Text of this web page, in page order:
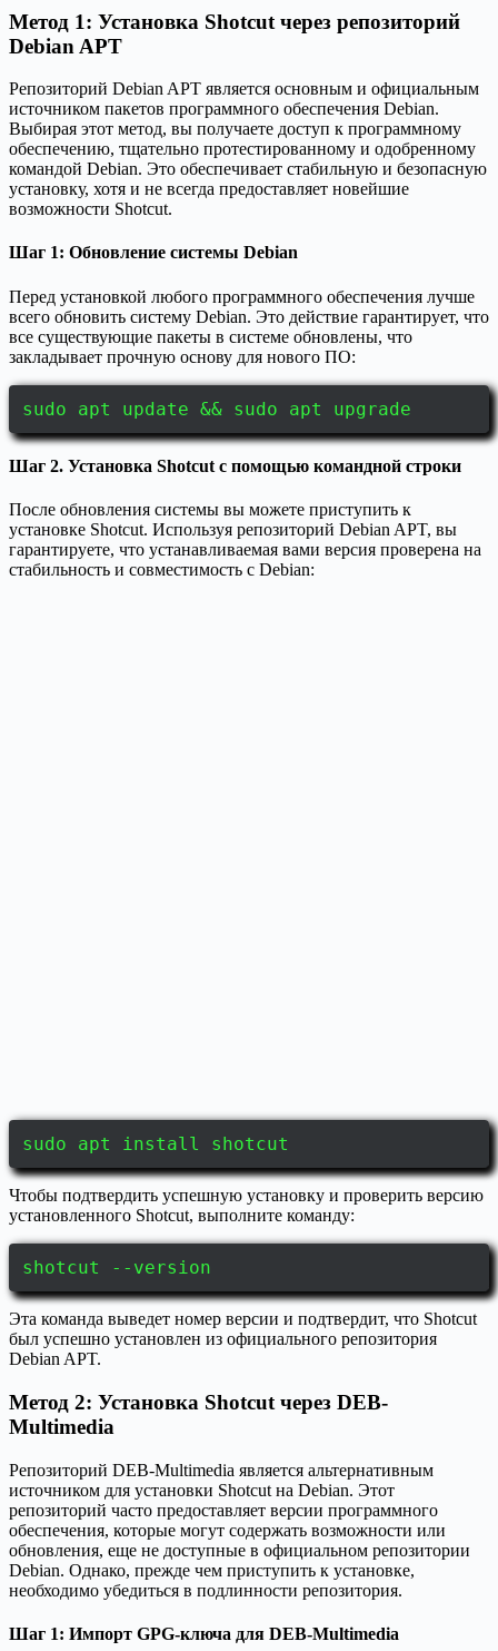
Метод 1: Установка Shotcut через репозиторий
Debian APT
Репозиторий Debian APT является основным и официальным
источником пакетов программного обеспечения Debian.
Выбирая этот метод, вы получаете доступ к программному
обеспечению, тщательно протестированному и одобренному
командой Debian. Это обеспечивает стабильную и безопасную
установку, хотя и не всегда предоставляет новейшие
возможности Shotcut.
Шаг 1: Обновление системы Debian
Перед установкой любого программного обеспечения лучше
всего обновить систему Debian. Это действие гарантирует, что
все существующие пакеты в системе обновлены, что
закладывает прочную основу для нового ПО:
sudo apt update && sudo apt upgrade
Шаг 2. Установка Shotcut с помощью командной строки
После обновления системы вы можете приступить к
установке Shotcut. Используя репозиторий Debian APT, вы
гарантируете, что устанавливаемая вами версия проверена на
стабильность и совместимость с Debian:
sudo apt install shotcut
Чтобы подтвердить успешную установку и проверить версию
установленного Shotcut, выполните команду:
shotcut --version
Эта команда выведет номер версии и подтвердит, что Shotcut
был успешно установлен из официального репозитория
Debian APT.
Метод 2: Установка Shotcut через DEB-
Multimedia
Репозиторий DEB-Multimedia является альтернативным
источником для установки Shotcut на Debian. Этот
репозиторий часто предоставляет версии программного
обеспечения, которые могут содержать возможности или
обновления, еще не доступные в официальном репозитории
Debian. Однако, прежде чем приступить к установке,
необходимо убедиться в подлинности репозитория.
Шаг 1: Импорт GPG-ключа для DEB-Multimedia